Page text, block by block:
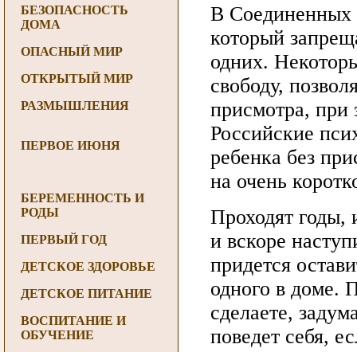
БЕЗОПАСНОСТЬ
ДОМА
ОПАСНЫЙ МИР
ОТКРЫТЫЙ МИР
РАЗМЫШЛЕНИЯ
ПЕРВОЕ ИЮНЯ
БЕРЕМЕННОСТЬ И
РОДЫ
ПЕРВЫЙ ГОД
ДЕТСКОЕ ЗДОРОВЬЕ
ДЕТСКОЕ ПИТАНИЕ
ВОСПИТАНИЕ И
ОБУЧЕНИЕ
В Соединенных
который
одних.
свободу,
присмотра, при
Российские
ребенка без
на очень
Проходят годы,
и вскоре
придется
одного в доме.
сделаете,
поведет себя,